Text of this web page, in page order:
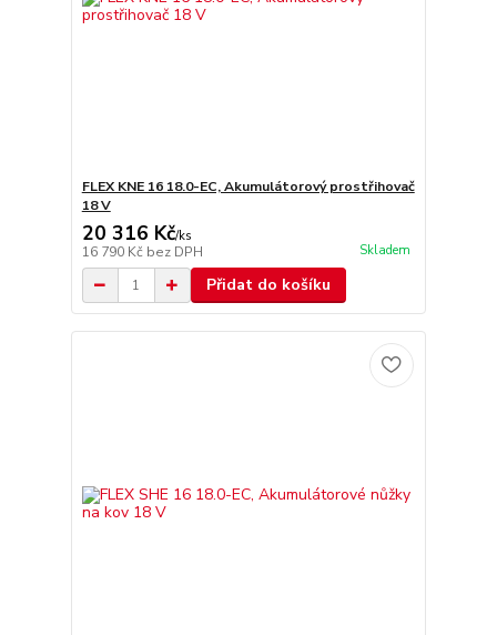
FLEX KNE 16 18.0-EC, Akumulátorový prostřihovač
18 V
20 316 Kč/ks
16 790 Kč bez DPH Skladem
Přidat do košíku